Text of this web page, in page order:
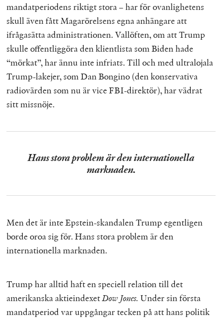
mandatperiodens riktigt stora – har för ovanlighetens
skull även fått Magarörelsens egna anhängare att
ifrågasätta administrationen. Vallöften, om att Trump
skulle offentliggöra den klientlista som Biden hade
“mörkat”, har ännu inte infriats. Till och med ultralojala
Trump-lakejer, som Dan Bongino (den konservativa
radiovärden som nu är vice FBI-direktör), har vädrat
sitt missnöje.
Hans stora problem är den internationella
marknaden.
Men det är inte Epstein-skandalen Trump egentligen
borde oroa sig för. Hans stora problem är den
internationella marknaden.
Trump har alltid haft en speciell relation till det
amerikanska aktieindexetDow Jones. Under sin första
mandatperiod var uppgångar tecken på att hans politik